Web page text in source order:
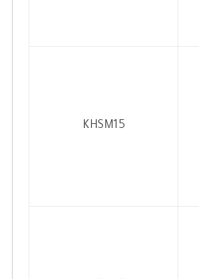
KHSM15